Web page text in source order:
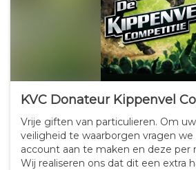
KVC Donateur Kippenvel
Vrije giften van particulieren. Om
veiligheid te waarborgen vragen
account aan te maken en deze per
Wij realiseren ons dat dit een extra